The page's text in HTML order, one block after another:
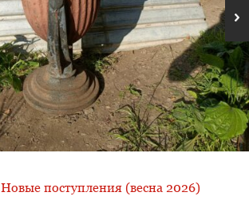
Новые поступления (весна 2026)